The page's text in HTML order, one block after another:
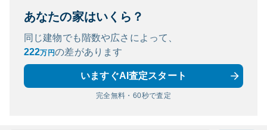
あなたの家はいくら？
同じ建物でも階数や広さによって、
222万円の差があります
いますぐAI査定スタート
完全無料・60秒で査定